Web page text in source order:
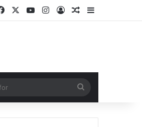
FacebookYouTubeInstagram
Log InRandom Article
Sidebar
for